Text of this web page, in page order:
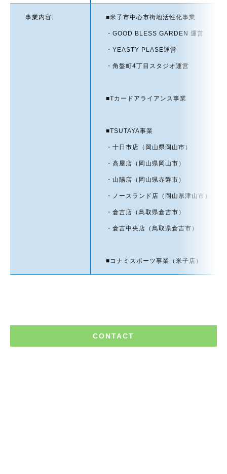
事業内容 ■米子市中心市街地活性化事業
・GOOD BLESS GARDEN 運営
・YEASTY PLASE運営
・角盤町4丁目スタジオ運営
■Tカードアライアンス事業
■TSUTAYA事業
・十日市店（岡山県岡山市）
・高屋店（岡山県岡山市）
・山陽店（岡山県赤磐市）
・ノースランド店（岡山県津山市）
・倉吉店（鳥取県倉吉市）
・倉吉中央店（鳥取県倉吉市）
■コナミスポーツ事業（米子店）
CONTACT